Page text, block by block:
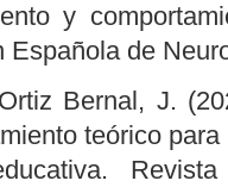
y
Española de
Bernal, J.
teórico